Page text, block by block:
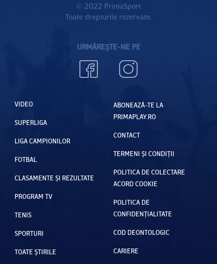
© 2022 PrimaSport
Toate drepturile rezervate.
URMĂREȘTE-NE PE
VIDEO
SUPERLIGA
LIGA CAMPIONILOR
FOTBAL
CLASAMENTE ȘI REZULTATE
PROGRAM TV
TENIS
SPORTURI
TOATE ȘTIRILE
ABONEAZĂ-TE LA
PRIMAPLAY.RO
CONTACT
TERMENI ȘI CONDIȚII
POLITICA DE COLECTARE
ACORD COOKIE
POLITICA DE
CONFIDENȚIALITATE
COD DEONTOLOGIC
CARIERE